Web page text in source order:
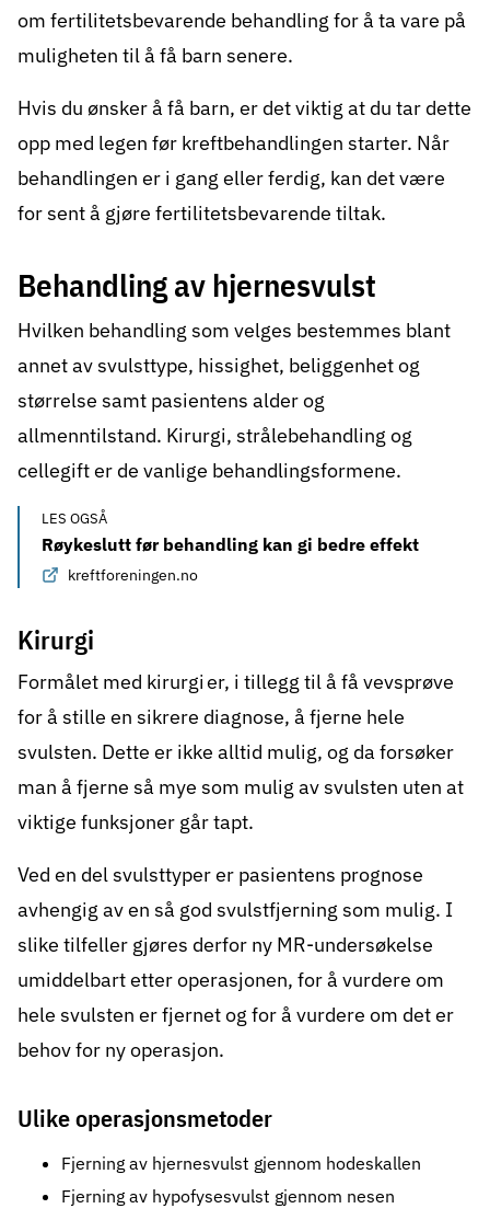
om fertilitetsbevarende behandling for å ta vare på
muligheten til å få barn senere.
Hvis du ønsker å få barn, er det viktig at du tar dette
opp med legen før kreftbehandlingen starter. Når
behandlingen er i gang eller ferdig, kan det være
for sent å gjøre fertilitetsbevarende tiltak.
Behandling av hjernesvulst
Hvilken behandling som velges bestemmes blant
annet av svulsttype, hissighet, beliggenhet og
størrelse samt pasientens alder og
allmenntilstand. Kirurgi, strålebehandling og
cellegift er de vanlige behandlingsformene.
LES OGSÅ
Røykeslutt før behandling kan gi bedre effekt
kreftforeningen.no
Kirurgi
Formålet med kirurgier, i tillegg til å få vevsprøve
for å stille en sikrere diagnose, å fjerne hele
svulsten. Dette er ikke alltid mulig, og da forsøker
man å fjerne så mye som mulig av svulsten uten at
viktige funksjoner går tapt.
Ved en del svulsttyper er pasientens prognose
avhengig av en så god svulstfjerning som mulig. I
slike tilfeller gjøres derfor ny MR-undersøkelse
umiddelbart etter operasjonen, for å vurdere om
hele svulsten er fjernet og for å vurdere om det er
behov for ny operasjon.
Ulike operasjonsmetoder
Fjerning av hjernesvulst gjennom hodeskallen
Fjerning av hypofysesvulst gjennom nesen